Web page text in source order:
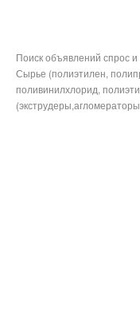
Поиск объявлений спрос
Сырье (полиэтилен,
поливинилхлорид,